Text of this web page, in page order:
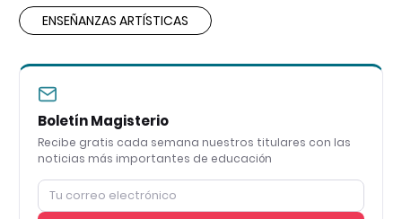
ENSEÑANZAS ARTÍSTICAS
Boletín Magisterio
Recibe gratis cada semana nuestros titulares con las
noticias más importantes de educación